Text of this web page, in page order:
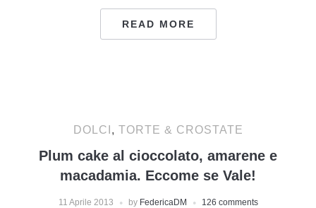
READ MORE
DOLCI , TORTE & CROSTATE
Plum cake al cioccolato, amarene e
macadamia. Eccome se Vale!
11 Aprile 2013 by FedericaDM 126 comments